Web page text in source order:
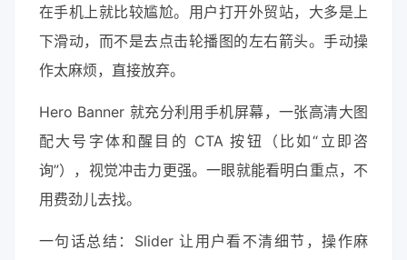
在手机上就比较尴尬。用户打开外贸站，大多是上
下滑动，而不是去点击轮播图的左右箭头。手动操
作太麻烦，直接放弃。
Hero Banner 就充分利用手机屏幕，一张高清大图
配大号字体和醒目的 CTA 按钮（比如“立即咨
询”），视觉冲击力更强。一眼就能看明白重点，不
用费劲儿去找。
一句话总结：Slider 让用户看不清细节，操作麻